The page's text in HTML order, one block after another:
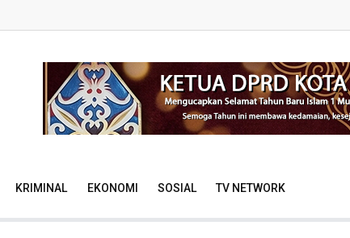
KRIMINAL EKONOMI SOSIAL TV NETWORK